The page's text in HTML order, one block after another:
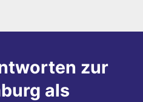
zur
als